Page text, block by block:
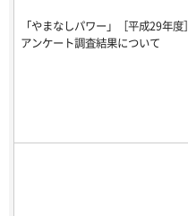
「やまなしパワー」［平成29年度］
アンケート調査結果について